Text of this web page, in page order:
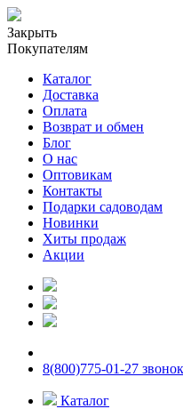
Закрыть
Покупателям
Каталог
Доставка
Оплата
Возврат и обмен
Блог
О нас
Оптовикам
Контакты
Подарки садоводам
Новинки
Хиты продаж
Акции
8(800)775-01-27
Каталог